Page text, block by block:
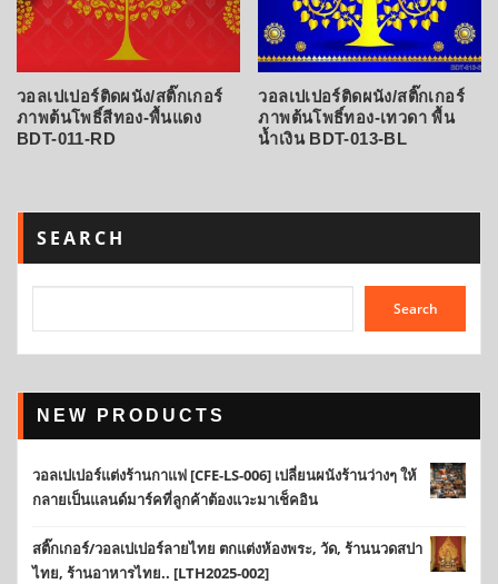
วอลเปเปอร์ติดผนัง/สติ๊กเกอร์
ภาพต้นโพธิ์สีทอง-พื้นแดง
BDT-011-RD
วอลเปเปอร์ติดผนัง/สติ๊กเกอร์
ภาพต้นโพธิ์ทอง-เทวดา พื้น
น้ำเงิน BDT-013-BL
SEARCH
Search
NEW PRODUCTS
วอลเปเปอร์แต่งร้านกาแฟ [CFE-LS-006] เปลี่ยนผนังร้านว่างๆ ให้
กลายเป็นแลนด์มาร์คที่ลูกค้าต้องแวะมาเช็คอิน
สติ๊กเกอร์/วอลเปเปอร์ลายไทย ตกแต่งห้องพระ, วัด, ร้านนวดสปา
ไทย, ร้านอาหารไทย.. [LTH2025-002]